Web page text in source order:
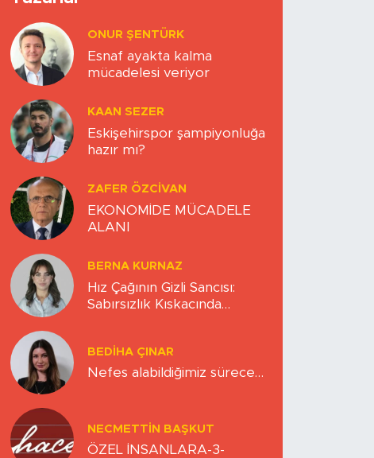
ONUR ŞENTÜRK
Esnaf ayakta kalma
mücadelesi veriyor
KAAN SEZER
Eskişehirspor şampiyonluğa
hazır mı?
ZAFER ÖZCIVAN
EKONOMİDE MÜCADELE
ALANI
BERNA KURNAZ
Hız Çağının Gizli Sancısı:
Sabırsızlık Kıskacında
BEDIHA ÇINAR
Nefes alabildiğimiz sürece…
NECMETTIN BAŞKUT
ÖZEL İNSANLARA-3-